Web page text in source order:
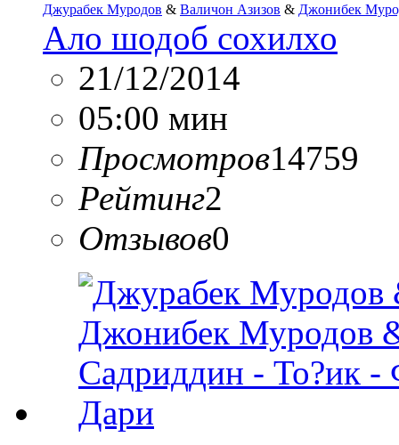
Джурабек Муродов & Валичон Азизов & Джонибек
Ало шодоб сохилхо
21/12/2014
05:00 мин
Просмотров14759
Рейтинг2
Отзывов0